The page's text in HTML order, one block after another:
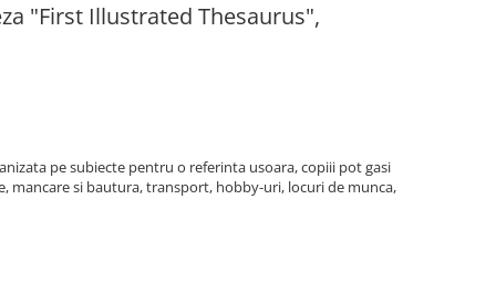
"First Illustrated Thesaurus",
pe subiecte pentru o referinta usoara, copiii pot gasi
mancare si bautura, transport, hobby-uri, locuri de munca,